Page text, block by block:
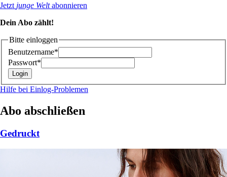
Jetzt junge Weltabonnieren
Dein Abo zählt!
Bitte einloggen
Benutzername*
Passwort*
Hilfe bei Einlog-Problemen
Abo abschließen
Gedruckt